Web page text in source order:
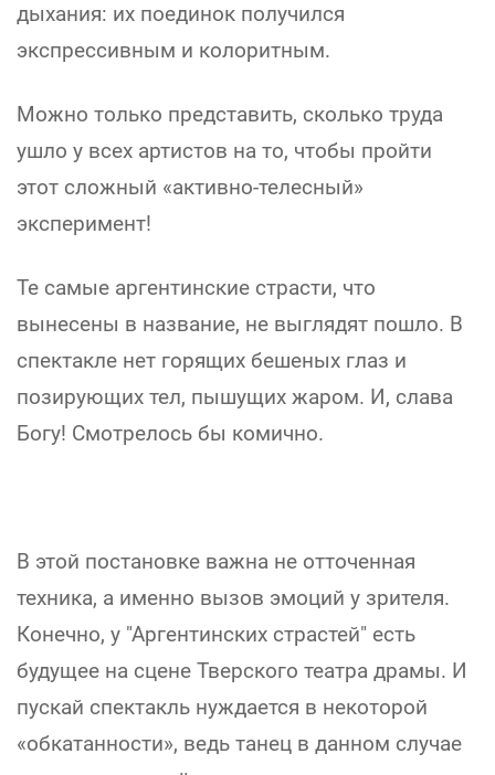
дыхания: их поединок получился
экспрессивным и колоритным.
Можно только представить, сколько труда
ушло у всех артистов на то, чтобы пройти
этот сложный «активно-телесный»
эксперимент!
Те самые аргентинские страсти, что
вынесены в название, не выглядят пошло. В
спектакле нет горящих бешеных глаз и
позирующих тел, пышущих жаром. И, слава
Богу! Смотрелось бы комично.
В этой постановке важна не отточенная
техника, а именно вызов эмоций у зрителя.
Конечно, у "Аргентинских страстей" есть
будущее на сцене Тверского театра драмы. И
пускай спектакль нуждается в некоторой
«обкатанности», ведь танец в данном случае